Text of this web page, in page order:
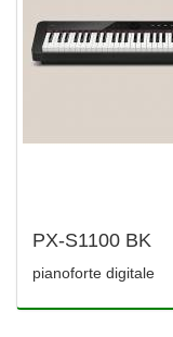
PX-S1100 BK
pianoforte digitale